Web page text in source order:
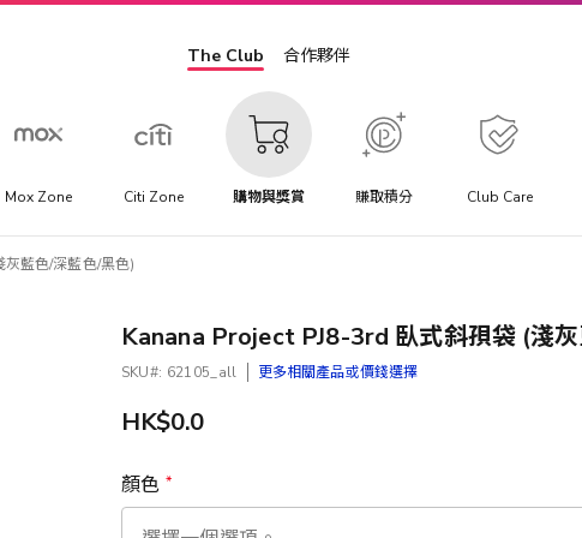
The Club 合作夥伴
Mox Zone Citi Zone 購物與獎賞 賺取積分 Club Care
藍色/深藍色/黑色)
Kanana Project PJ8-3rd 臥式斜孭袋 (淺
SKU 62105_all 更多相關產品或價錢選擇
HK$0.0
顏色